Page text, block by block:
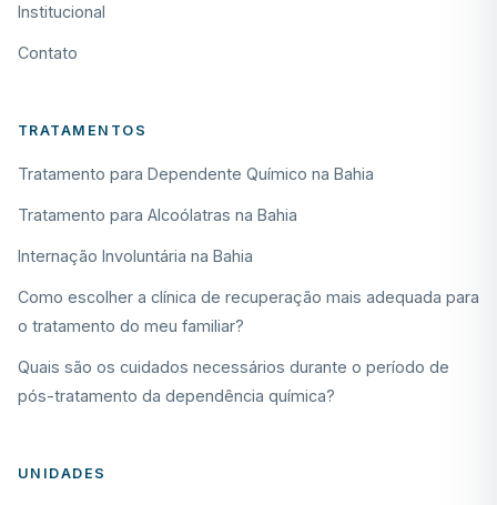
Institucional
Contato
TRATAMENTOS
Tratamento para Dependente Químico na Bahia
Tratamento para Alcoólatras na Bahia
Internação Involuntária na Bahia
Como escolher a clínica de recuperação mais adequada para
o tratamento do meu familiar?
Quais são os cuidados necessários durante o período de
pós-tratamento da dependência química?
UNIDADES